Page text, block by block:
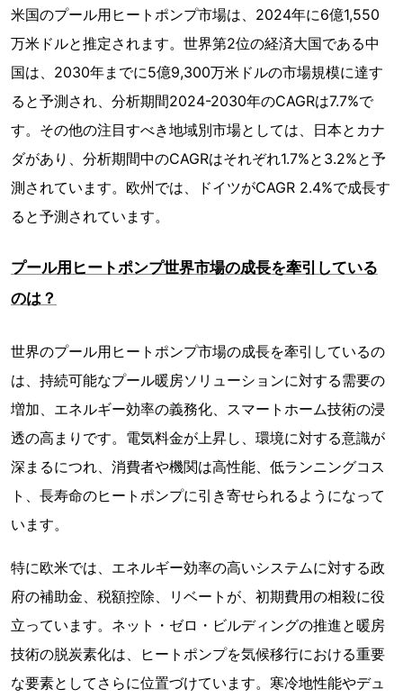
米国のプール用ヒートポンプ市場は、2024年に6億1,550
万米ドルと推定されます。世界第2位の経済大国である中
国は、2030年までに5億9,300万米ドルの市場規模に達す
ると予測され、分析期間2024-2030年のCAGRは7.7%で
す。その他の注目すべき地域別市場としては、日本とカナ
ダがあり、分析期間中のCAGRはそれぞれ1.7%と3.2%と予
測されています。欧州では、ドイツがCAGR 2.4%で成長す
ると予測されています。
プール用ヒートポンプ世界市場の成長を牽引している
のは？
世界のプール用ヒートポンプ市場の成長を牽引しているの
は、持続可能なプール暖房ソリューションに対する需要の
増加、エネルギー効率の義務化、スマートホーム技術の浸
透の高まりです。電気料金が上昇し、環境に対する意識が
深まるにつれ、消費者や機関は高性能、低ランニングコス
ト、長寿命のヒートポンプに引き寄せられるようになって
います。
特に欧米では、エネルギー効率の高いシステムに対する政
府の補助金、税額控除、リベートが、初期費用の相殺に役
立っています。ネット・ゼロ・ビルディングの推進と暖房
技術の脱炭素化は、ヒートポンプを気候移行における重要
な要素としてさらに位置づけています。寒冷地性能やデュ